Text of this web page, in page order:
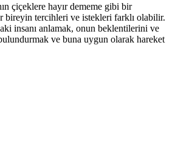
çiçeklere hayır dememe gibi bir
bireyin tercihleri ve istekleri farklı olabilir.
insanı anlamak, onun beklentilerini ve
ve buna uygun olarak hareket